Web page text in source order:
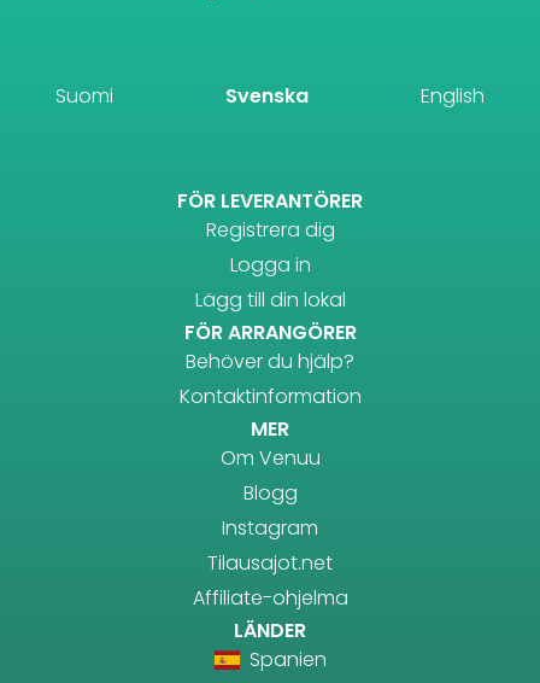
Suomi Svenska English
FÖR LEVERANTÖRER
Registrera dig
Logga in
Lägg till din lokal
FÖR ARRANGÖRER
Behöver du hjälp?
Kontaktinformation
MER
Om Venuu
Blogg
Instagram
Tilausajot.net
Affiliate-ohjelma
LÄNDER
Spanien